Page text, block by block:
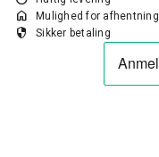
home Mulighed for afhentning
security Sikker betaling